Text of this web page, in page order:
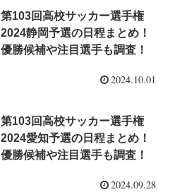
第103回高校サッカー選手権
2024静岡予選の日程まとめ！
優勝候補や注目選手も調査！
2024.10.01
第103回高校サッカー選手権
2024愛知予選の日程まとめ！
優勝候補や注目選手も調査！
2024.09.28